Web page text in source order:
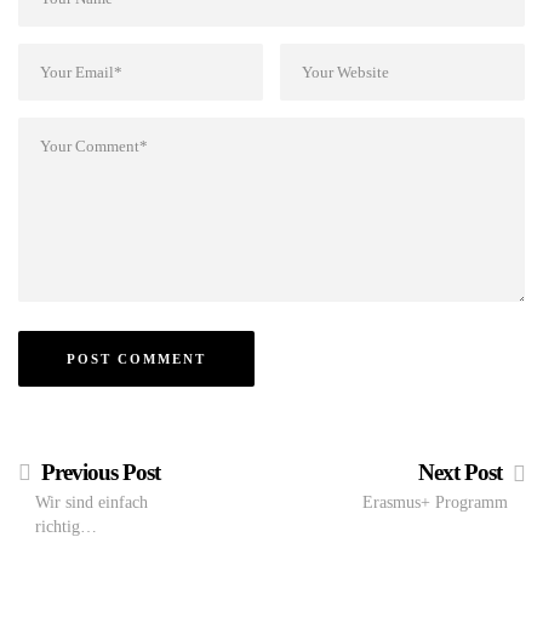
Previous Post
Wir sind einfach
richtig…
Next Post
Erasmus+ Programm